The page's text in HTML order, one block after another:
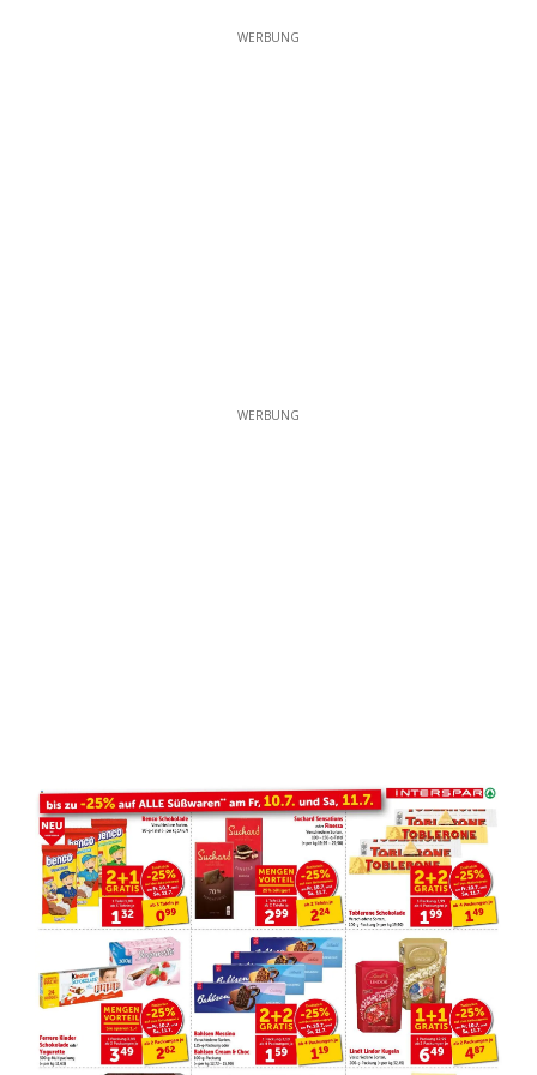
WERBUNG
WERBUNG